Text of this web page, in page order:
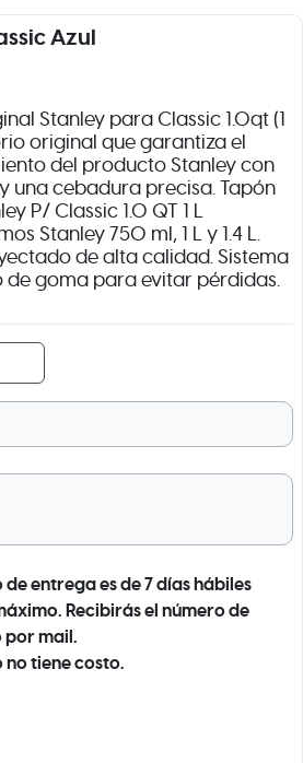
Azul
Stanley para Classic 1.0qt (1
original que garantiza el
del producto Stanley con
una cebadura precisa. Tapón
P/ Classic 1.0 QT 1 L
Stanley 750 ml, 1 L y 1.4 L.
de alta calidad. Sistema
de goma para evitar pérdidas.
de entrega es de 7 días hábiles
Recibirás el número de
mail.
no tiene costo.